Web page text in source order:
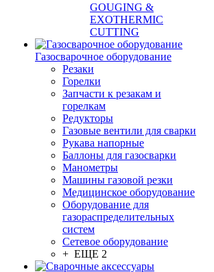
GOUGING &
EXOTHERMIC
CUTTING
Газосварочное оборудование
Резаки
Горелки
Запчасти к резакам и
горелкам
Редукторы
Газовые вентили для сварки
Рукава напорные
Баллоны для газосварки
Манометры
Машины газовой резки
Медицинское оборудование
Оборудование для
газораспределительных
систем
Сетевое оборудование
+ ЕЩЕ 2